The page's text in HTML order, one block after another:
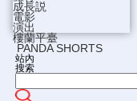
成長説
電影
演出
樓蘭平臺
PANDA SHORTS
站內
搜索